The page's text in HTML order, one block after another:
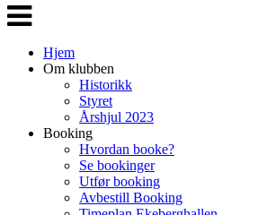
Veksle
navigasjon
Hjem
Om klubben
Historikk
Styret
Årshjul 2023
Booking
Hvordan booke?
Se bookinger
Utfør booking
Avbestill Booking